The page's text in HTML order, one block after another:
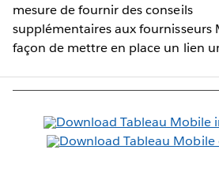
mesure de fournir des conseils
supplémentaires aux fournisseurs
façon de mettre en place un lien